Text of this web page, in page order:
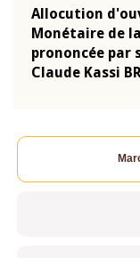
Allocution
Monétaire de la
prononcée par
Claude Kassi